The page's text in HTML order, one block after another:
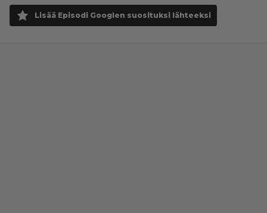
Lisää Episodi Googlen suosituksi lähteeksi